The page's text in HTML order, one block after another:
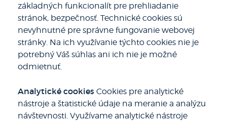
základných funkcionalít pre prehliadanie
stránok, bezpečnosť. Technické cookies sú
nevyhnutné pre správne fungovanie webovej
stránky. Na ich využívanie týchto cookies nie je
potrebný Váš súhlas ani ich nie je možné
odmietnuť.
Analytické cookies Cookies pre analytické
nástroje a štatistické údaje na meranie a analýzu
návštevnosti. Využívame analytické nástroje